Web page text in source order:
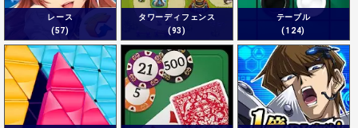
レース
(57)
タワーディフェンス
(93)
テーブル
(124)